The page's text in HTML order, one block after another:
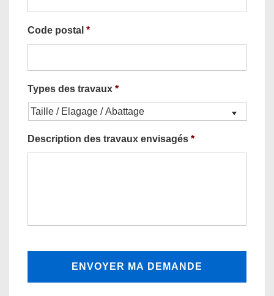
Code postal *
Types des travaux *
Description des travaux envisagés *